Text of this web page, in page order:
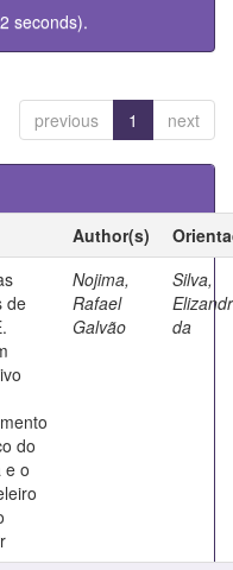
seconds).
previous 1 next
Author(s)
de
do
e o
Nojima,
Rafael
Galvão
Silva,
da